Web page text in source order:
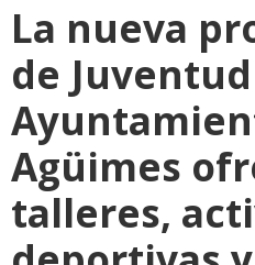
La nueva
de
Agüimes
talleres,